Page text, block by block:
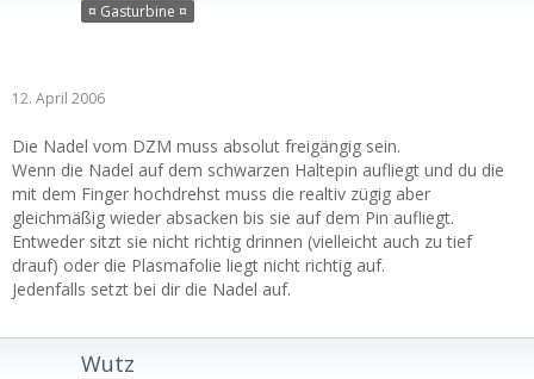
¤ Gasturbine ¤
12. April 2006
Die Nadel vom DZM muss absolut freigängig sein.
Wenn die Nadel auf dem schwarzen Haltepin aufliegt und du die
mit dem Finger hochdrehst muss die realtiv zügig aber
gleichmäßig wieder absacken bis sie auf dem Pin aufliegt.
Entweder sitzt sie nicht richtig drinnen (vielleicht auch zu tief
drauf) oder die Plasmafolie liegt nicht richtig auf.
Jedenfalls setzt bei dir die Nadel auf.
Wutz